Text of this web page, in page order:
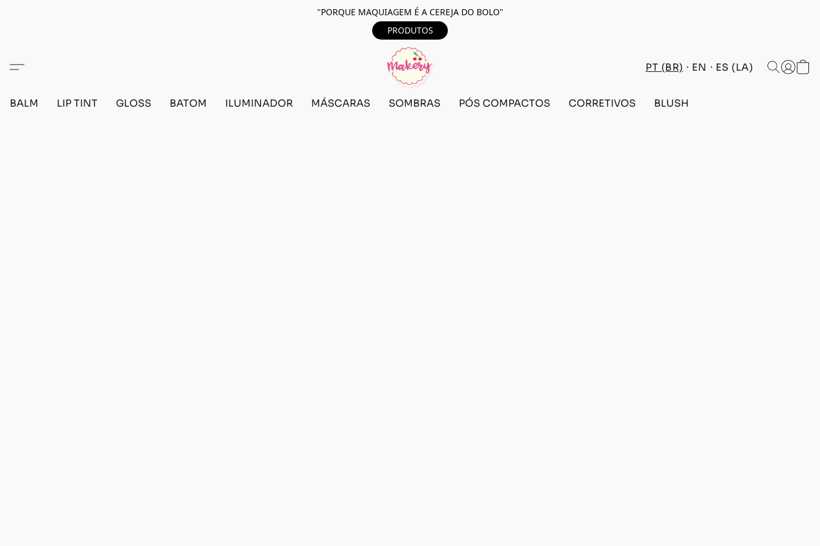
"PORQUE MAQUIAGEM É A CEREJA DO BOLO"
PRODUTOS
PT (BR) EN ES (LA)
BALM LIP TINT GLOSS BATOM ILUMINADOR MÁSCARAS SOMBRAS PÓS COMPACTOS CORRETIVOS BLUSH